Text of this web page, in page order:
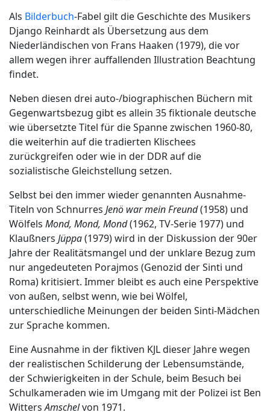
Als Bilderbuch-Fabel gilt die Geschichte des Musikers
Django Reinhardt als Übersetzung aus dem
Niederländischen von Frans Haaken (1979), die vor
allem wegen ihrer auffallenden Illustration Beachtung
findet.
Neben diesen drei auto-/biographischen Büchern mit
Gegenwartsbezug gibt es allein 35 fiktionale deutsche
wie übersetzte Titel für die Spanne zwischen 1960-80,
die weiterhin auf die tradierten Klischees
zurückgreifen oder wie in der DDR auf die
sozialistische Gleichstellung setzen.
Selbst bei den immer wieder genannten Ausnahme-
Titeln von Schnurres Jenö war mein Freund(1958) und
Wölfels Mond, Mond, Mond(1962, TV-Serie 1977) und
Klaußners Jüppa(1979) wird in der Diskussion der 90er
Jahre der Realitätsmangel und der unklare Bezug zum
nur angedeuteten Porajmos (Genozid der Sinti und
Roma) kritisiert. Immer bleibt es auch eine Perspektive
von außen, selbst wenn, wie bei Wölfel,
unterschiedliche Meinungen der beiden Sinti-Mädchen
zur Sprache kommen.
Eine Ausnahme in der fiktiven KJL dieser Jahre wegen
der realistischen Schilderung der Lebensumstände,
der Schwierigkeiten in der Schule, beim Besuch bei
Schulkameraden wie im Umgang mit der Polizei ist Ben
WittersAmschelvon 1971.